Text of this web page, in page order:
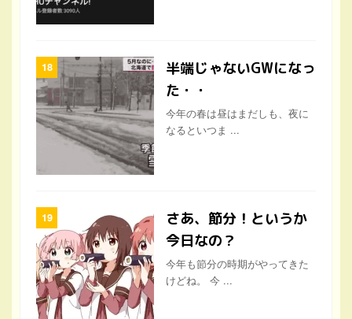
半端じゃないGWになっ
た・・
今年の春は昼はまだしも、夜に
なるといつま ...
さあ、節分！というか
今日なの？
今年も節分の時期がやってきた
けどね。 今 ...